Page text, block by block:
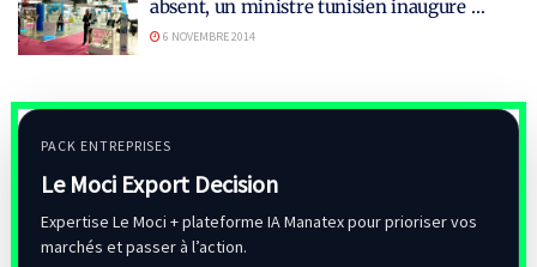
absent, un ministre tunisien inaugure …
6 NOVEMBRE 2014
PACK ENTREPRISES
Le Moci Export Decision
Expertise Le Moci + plateforme IA Manatex pour prioriser vos
marchés et passer à l’action.